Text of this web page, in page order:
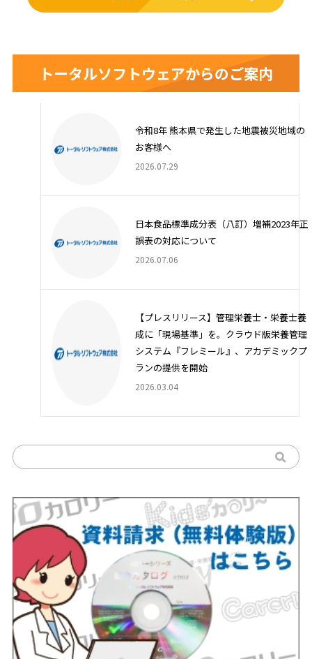
トータルソフトウェアからのご案内
令和8年 熊本県で発生した地震被災地域の
お客様へ
2026.07.29
日本食品標準成分表（八訂）増補2023年正
誤表の対応について
2026.07.06
【プレスリリース】管理栄養士・栄養士養
成に「現場基準」を。クラウド版栄養管理
システム『フレミール』、アカデミックプ
ランの提供を開始
2026.03.04